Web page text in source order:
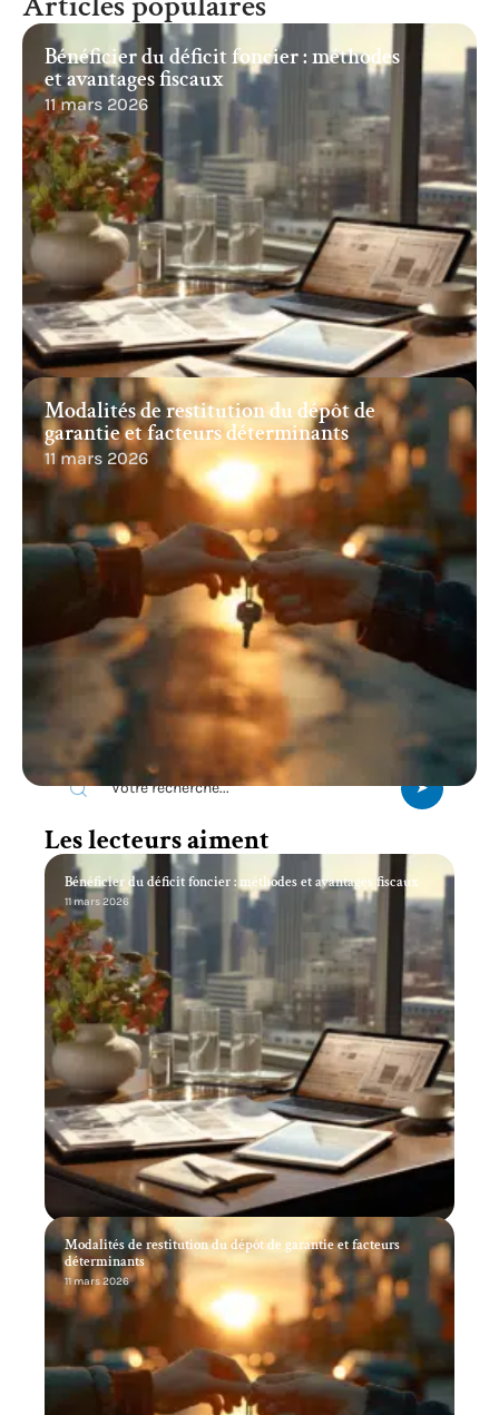
Bénéficier du déficit foncier : méthodes
et avantages fiscaux
11 mars 2026
Modalités de restitution du dépôt de
garantie et facteurs déterminants
11 mars 2026
Recherche
Les lecteurs aiment
Bénéficier du déficit foncier : méthodes et avantages fiscaux
11 mars 2026
Modalités de restitution du dépôt de garantie et facteurs
déterminants
11 mars 2026